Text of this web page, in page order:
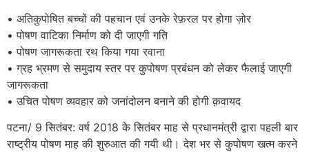
• अतिकुपोषित बच्चों की पहचान एवं उनके रेफ़रल पर होगा ज़ोर
• पोषण वाटिका निर्माण को दी जाएगी गति
• पोषण जागरूकता रथ किया गया रवाना
• ग्रह भ्रमण से समुदाय स्तर पर कुपोषण प्रबंधन को लेकर फैलाई जाएगी
जागरूकता
• उचित पोषण व्यवहार को जनांदोलन बनाने की होगी क़वायद
पटना/ 9 सितंबर: वर्ष 2018 के सितंबर माह से प्रधानमंत्री द्वारा पहली बार
राष्ट्रीय पोषण माह की शुरुआत की गयी थी। देश भर से कुपोषण खत्म करने